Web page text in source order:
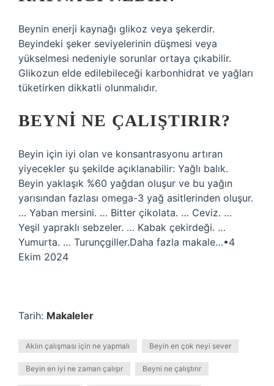
Beynin enerji kaynağı glikoz veya şekerdir.
Beyindeki şeker seviyelerinin düşmesi veya
yükselmesi nedeniyle sorunlar ortaya çıkabilir.
Glikozun elde edilebileceği karbonhidrat ve yağları
tüketirken dikkatli olunmalıdır.
BEYNI NE ÇALIŞTIRIR?
Beyin için iyi olan ve konsantrasyonu artıran
yiyecekler şu şekilde açıklanabilir: Yağlı balık.
Beyin yaklaşık %60 yağdan oluşur ve bu yağın
yarısından fazlası omega-3 yağ asitlerinden oluşur.
… Yaban mersini. … Bitter çikolata. … Ceviz. …
Yeşil yapraklı sebzeler. … Kabak çekirdeği. …
Yumurta. … Turunçgiller.Daha fazla makale…•4
Ekim 2024
Tarih: Makaleler
Aklın çalışması için ne yapmalı Beyin en çok neyi sever
Beyin en iyi ne zaman çalışır Beyni ne çalıştırır